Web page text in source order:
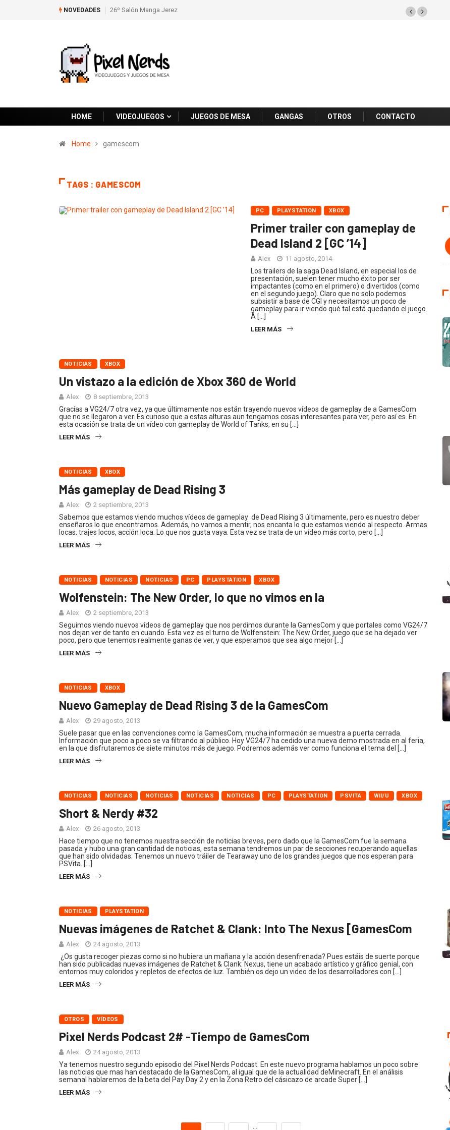
NOVEDADES 26º Salón Manga Jerez
HOME VIDEOJUEGOS JUEGOS DE MESA GANGAS OTROS CONTACTO
Home gamescom
TAGS : GAMESCOM
PC PLAYSTATION XBOX
Primer trailer con gameplay de
Dead Island 2 [GC ’14]
Alex 11 agosto, 2014
Los trailers de la saga Dead Island, en especial los de
presentación, suelen tener mucho éxito por ser
impactantes (como en el primero) o divertidos (como
en el segundo juego). Claro que no solo podemos
subsistir a base de CGI y necesitamos un poco de
gameplay para ir viendo qué tal está quedando el juego.
A […]
LEER MÁS
NOTICIAS XBOX
Un vistazo a la edición de Xbox 360 de World
Alex 8 septiembre, 2013
Gracias a VG24/7 otra vez, ya que últimamente nos están trayendo nuevos vídeos de gameplay de a GamesCom
que no se llegaron a ver. Es curioso que a estas alturas aun tengamos cosas interesantes para ver, pero así es. En
esta ocasión se trata de un vídeo con gameplay de World of Tanks, en su […]
LEER MÁS
NOTICIAS XBOX
Más gameplay de Dead Rising 3
Alex 2 septiembre, 2013
Sabemos que estamos viendo muchos vídeos de gameplay de Dead Rising 3 últimamente, pero es nuestro deber
enseñaros lo que encontramos. Además, no vamos a mentir, nos encanta lo que estamos viendo al respecto. Armas
locas, trajes locos, acción loca. Lo que nos gusta vaya. Esta vez se trata de un vídeo más corto, pero […]
LEER MÁS
NOTICIAS NOTICIAS NOTICIAS PC PLAYSTATION XBOX
Wolfenstein: The New Order, lo que no vimos en la
Alex 2 septiembre, 2013
Seguimos viendo nuevos vídeos de gameplay que nos perdimos durante la GamesCom y que portales como VG24/7
nos dejan ver de tanto en cuando. Esta vez es el turno de Wolfenstein: The New Order, juego que se ha dejado ver
poco, pero que tenemos realmente ganas de ver, y que esperamos que sea algo mejor […]
LEER MÁS
NOTICIAS XBOX
Nuevo Gameplay de Dead Rising 3 de la GamesCom
Alex 29 agosto, 2013
Suele pasar que en las convenciones como la GamesCom, mucha información se muestra a puerta cerrada.
Información que poco a poco se va filtrando al público. Hoy VG24/7 ha cedido una nueva demo mostrada en al feria,
en la que disfrutaremos de siete minutos más de juego. Podremos además ver como funciona el tema del […]
LEER MÁS
NOTICIAS NOTICIAS NOTICIAS NOTICIAS NOTICIAS PC PLAYSTATION PSVITA WII/U XBOX
Short & Nerdy #32
Alex 26 agosto, 2013
Hace tiempo que no tenemos nuestra sección de noticias breves, pero dado que la GamesCom fue la semana
pasada y hubo una gran cantidad de noticias, esta semana tendremos un par de secciones recuperando aquellas
que han sido olvidadas: Tenemos un nuevo tráiler de Tearaway uno de los grandes juegos que nos esperan para
PSVita. […]
LEER MÁS
NOTICIAS PLAYSTATION
Nuevas imágenes de Ratchet & Clank: Into The Nexus [GamesCom
Alex 24 agosto, 2013
¿Os gusta recoger piezas como si no hubiera un mañana y la acción desenfrenada? Pues estáis de suerte porque
han sido publicadas nuevas imágenes de Ratchet & Clank: Nexus, tiene un acabado artístico y gráfico genial, con
entornos muy coloridos y repletos de efectos de luz. También os dejo un video de los desarrolladores con […]
LEER MÁS
OTROS VÍDEOS
Pixel Nerds Podcast 2# -Tiempo de GamesCom
Alex 24 agosto, 2013
Ya tenemos nuestro segundo episodio del Pixel Nerds Podcast. En este nuevo programa hablamos un poco sobre
las noticias que mas han destacado de la GamesCom, al igual que de la actualidad deMinecraft. En el análisis
semanal hablaremos de la beta del Pay Day 2 y en la Zona Retro del cásicazo de arcade Super […]
LEER MÁS
…